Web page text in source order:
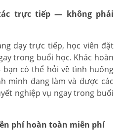
trực tiếp — không phải
dạy trực tiếp, học viên đặt
trong buổi học. Khác hoàn
có thể hỏi về tình huống
mình đang làm và được các
nghiệp vụ ngay trong buổi
phí hoàn toàn miễn phí